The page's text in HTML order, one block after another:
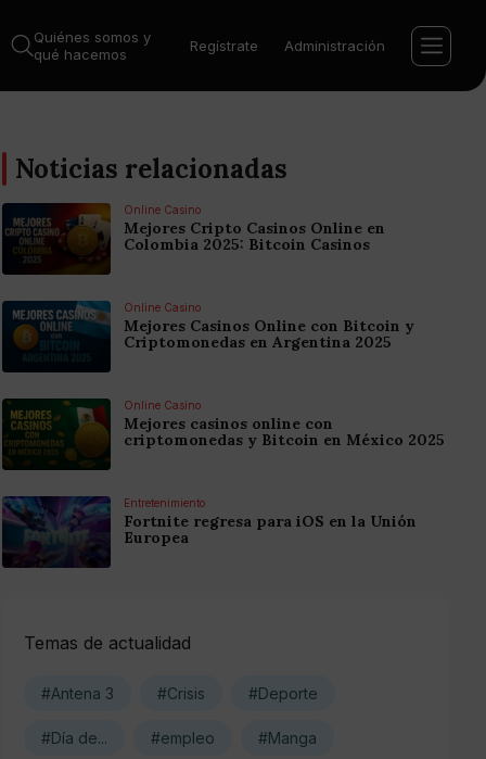
Quiénes somos y
qué hacemos
Regístrate Administración
Noticias relacionadas
Online Casino
Mejores Cripto Casinos Online en
Colombia 2025: Bitcoin Casinos
Online Casino
Mejores Casinos Online con Bitcoin y
Criptomonedas en Argentina 2025
Online Casino
Mejores casinos online con
criptomonedas y Bitcoin en México 2025
Entretenimiento
Fortnite regresa para iOS en la Unión
Europea
Temas de actualidad
#Antena 3 #Crisis #Deporte
#Día de... #empleo #Manga